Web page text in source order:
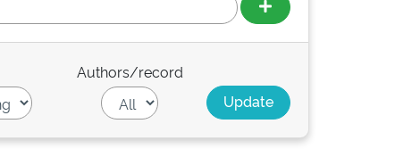
Authors/record